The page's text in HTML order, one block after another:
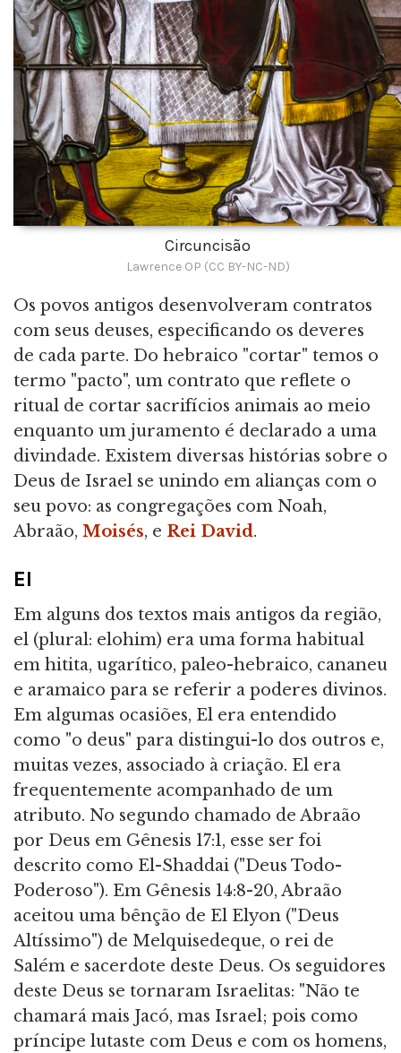
Circuncisão
Lawrence OP (CC BY-NC-ND)
Os povos antigos desenvolveram contratos
com seus deuses, especificando os deveres
de cada parte. Do hebraico "cortar" temos o
termo "pacto", um contrato que reflete o
ritual de cortar sacrifícios animais ao meio
enquanto um juramento é declarado a uma
divindade. Existem diversas histórias sobre o
Deus de Israel se unindo em alianças com o
seu povo: as congregações com Noah,
Abraão, Moisés, e Rei David.
EI
Em alguns dos textos mais antigos da região,
el (plural: elohim) era uma forma habitual
em hitita, ugarítico, paleo-hebraico, cananeu
e aramaico para se referir a poderes divinos.
Em algumas ocasiões, El era entendido
como "o deus" para distingui-lo dos outros e,
muitas vezes, associado à criação. El era
frequentemente acompanhado de um
atributo. No segundo chamado de Abraão
por Deus em Gênesis 17:1, esse ser foi
descrito como El-Shaddai ("Deus Todo-
Poderoso"). Em Gênesis 14:8-20, Abraão
aceitou uma bênção de El Elyon ("Deus
Altíssimo") de Melquisedeque, o rei de
Salém e sacerdote deste Deus. Os seguidores
deste Deus se tornaram Israelitas: "Não te
chamará mais Jacó, mas Israel; pois como
príncipe lutaste com Deus e com os homens,